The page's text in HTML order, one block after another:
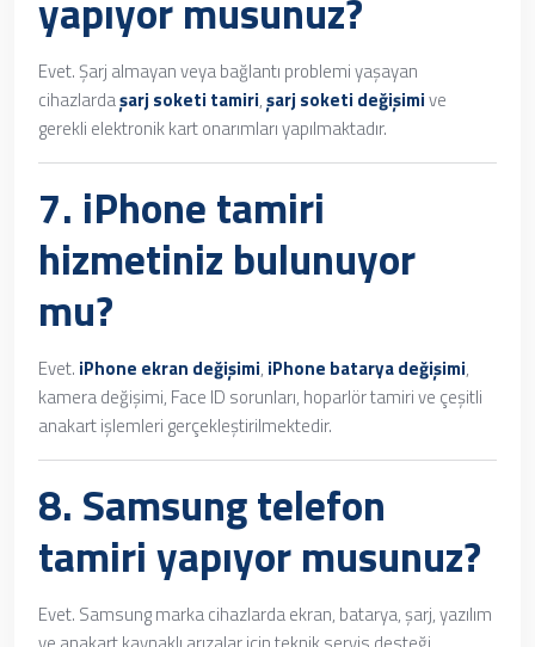
yapıyor musunuz?
Evet. Şarj almayan veya bağlantı problemi yaşayan
cihazlardaşarj soketi tamiri,şarj soketi değişimive
gerekli elektronik kart onarımları yapılmaktadır.
7. iPhone tamiri
hizmetiniz bulunuyor
mu?
Evet. iPhone ekran değişimi, iPhone batarya değişimi,
kamera değişimi, Face ID sorunları, hoparlör tamiri ve çeşitli
anakart işlemleri gerçekleştirilmektedir.
8. Samsung telefon
tamiriyapıyor musunuz?
Evet. Samsung marka cihazlarda ekran, batarya, şarj, yazılım